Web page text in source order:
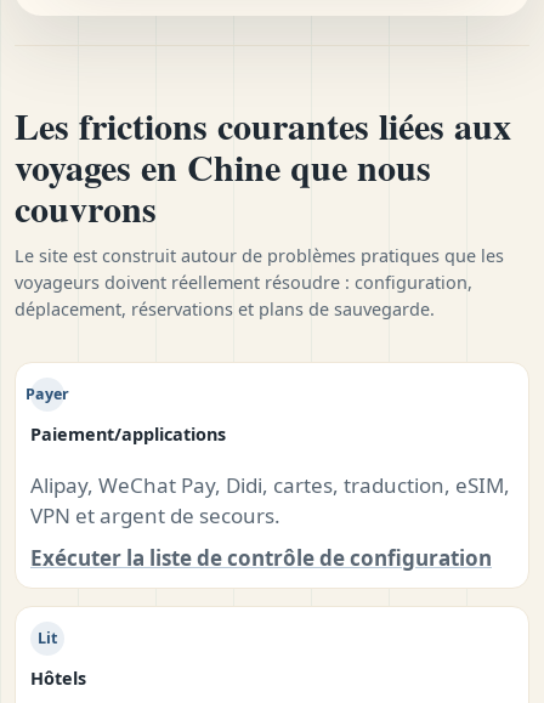
Les frictions courantes liées aux
voyages en Chine que nous
couvrons
Le site est construit autour de problèmes pratiques que les
voyageurs doivent réellement résoudre : configuration,
déplacement, réservations et plans de sauvegarde.
Payer
Paiement/applications
Alipay, WeChat Pay, Didi, cartes, traduction, eSIM,
VPN et argent de secours.
Exécuter la liste de contrôle de configuration
Lit
Hôtels